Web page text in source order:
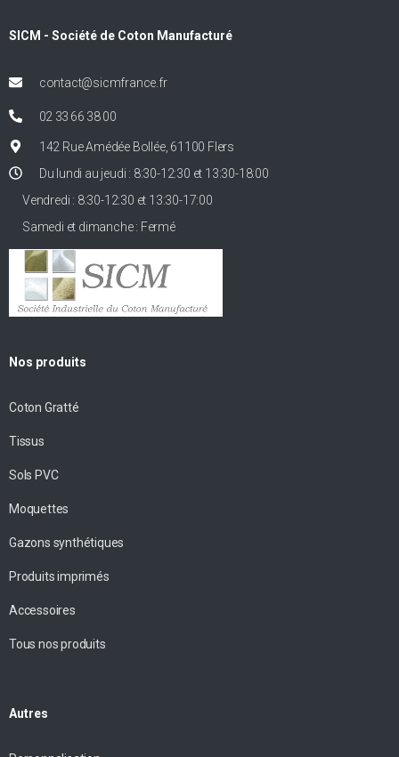
SICM - Société de Coton Manufacturé
contact@sicmfrance.fr
02 33 66 38 00
142 Rue Amédée Bollée, 61100 Flers
Du lundi au jeudi : 8:30-12:30 et 13:30-18:00
Vendredi : 8:30-12:30 et 13:30-17:00
Samedi et dimanche : Fermé
Nos produits
Coton Gratté
Tissus
Sols PVC
Moquettes
Gazons synthétiques
Produits imprimés
Accessoires
Tous nos produits
Autres